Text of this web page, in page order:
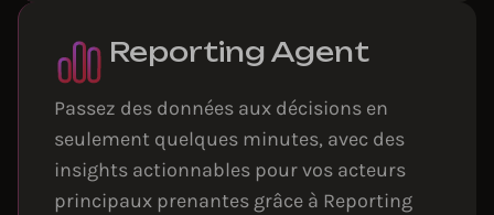
Reporting Agent
Passez des données aux décisions en
seulement quelques minutes, avec des
insights actionnables pour vos acteurs
principaux prenantes grâce à Reporting